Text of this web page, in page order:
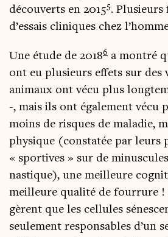
décou­verts en 20155. Plu­sieurs
d’es­sais cli­niques chez
Une étude de 20186 a mon­tré
ont eu plu­sieurs effets sur des
ani­maux ont vécu plus
-, mais ils ont éga­le­ment vécu
moins de risques de mala­die,
phy­sique (consta­tée par leurs
« spor­tives » sur de
nas­tique), une meilleure
meilleure qua­li­té de four­rure !
gèrent que les cel­lules
seule­ment res­pon­sables d’un